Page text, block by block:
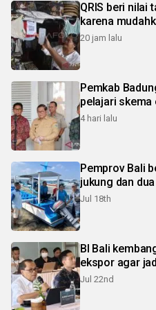
QRIS beri nilai
karena
20 jam lalu
Pemkab
pelajari skema
4 hari lalu
Pemprov Bali
jukung dan
Jul 18th
BI Bali
ekspor agar
Jul 22nd